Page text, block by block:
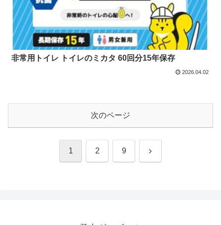
非常用トイレ トイレのミカタ 60回分15年保存
2026.04.02
次のページ
1 2 9 次